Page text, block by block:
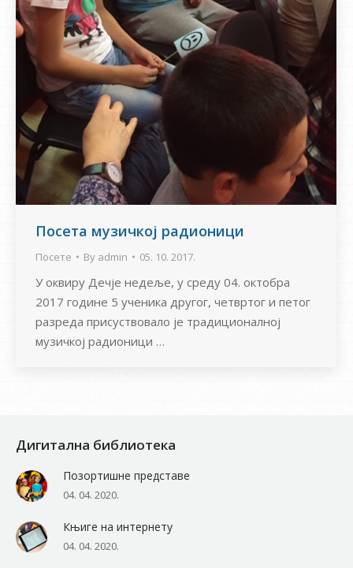
Посета музичкој радионици
Посете By admin 05. 10. 2017.
У оквиру Дечје недеље, у среду 04. октобра
2017 године 5 ученика другог, четвртог и петог
разреда присуствовало је традиционалној
музичкој радионици …
Дигитална библиотека
Позортишне представе
04. 04. 2020.
Књиге на интернету
04. 04. 2020.